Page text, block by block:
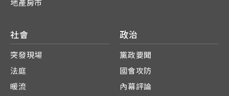
地產房市
社會
突發現場
法庭
暖流
政治
黨政要聞
國會攻防
內幕評論